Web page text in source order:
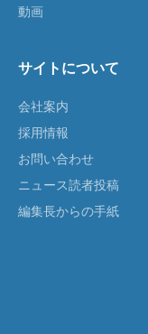
動画
サイトについて
会社案内
採用情報
お問い合わせ
ニュース読者投稿
編集長からの手紙